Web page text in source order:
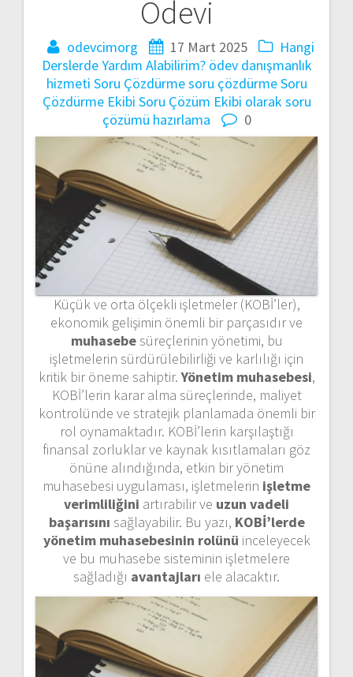
Ödevi
odevcimorg 17 Mart 2025
Hangi
Derslerde Yardım Alabilirim? ödev danışmanlık
hizmeti Soru Çözdürmesoru çözdürmeSoru
Çözdürme Ekibi Soru Çözüm Ekibi olaraksoru
çözümü hazırlama
0
Küçük ve orta ölçekli işletmeler (KOBİ’ler),
ekonomik gelişimin önemli bir parçasıdır ve
muhasebesüreçlerinin yönetimi, bu
işletmelerin sürdürülebilirliği ve karlılığı için
kritik bir öneme sahiptir.Yönetim muhasebesi,
KOBİ’lerin karar alma süreçlerinde, maliyet
kontrolünde ve stratejik planlamada önemli bir
rol oynamaktadır. KOBİ’lerin karşılaştığı
finansal zorluklar ve kaynak kısıtlamaları göz
önüne alındığında, etkin bir yönetim
muhasebesi uygulaması, işletmelerin işletme
verimliliğini artırabilir ve uzun vadeli
başarısını sağlayabilir. Bu yazı, KOBİ’lerde
yönetim muhasebesinin rolünü inceleyecek
ve bu muhasebe sisteminin işletmelere
sağladığı avantajları ele alacaktır.